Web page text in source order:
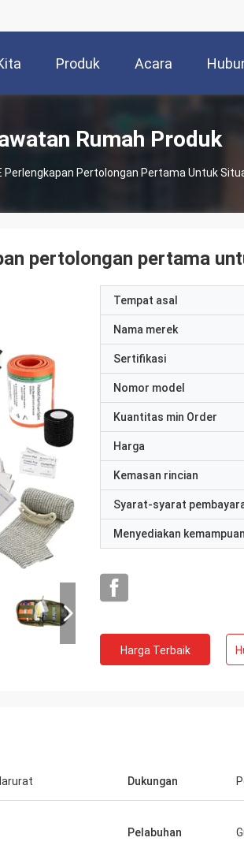
Produk Acara
Rumah Produk
Perlengkapan Pertolongan Pertama Untuk
pertolongan pertama
Tempat asal
Nama merek
Sertifikasi
Nomor model
Kuantitas min Order
Harga
Kemasan rincian
Syarat-syarat
Menyediakan kemampuan
Harga Terbaik
Dukungan
Pelabuhan